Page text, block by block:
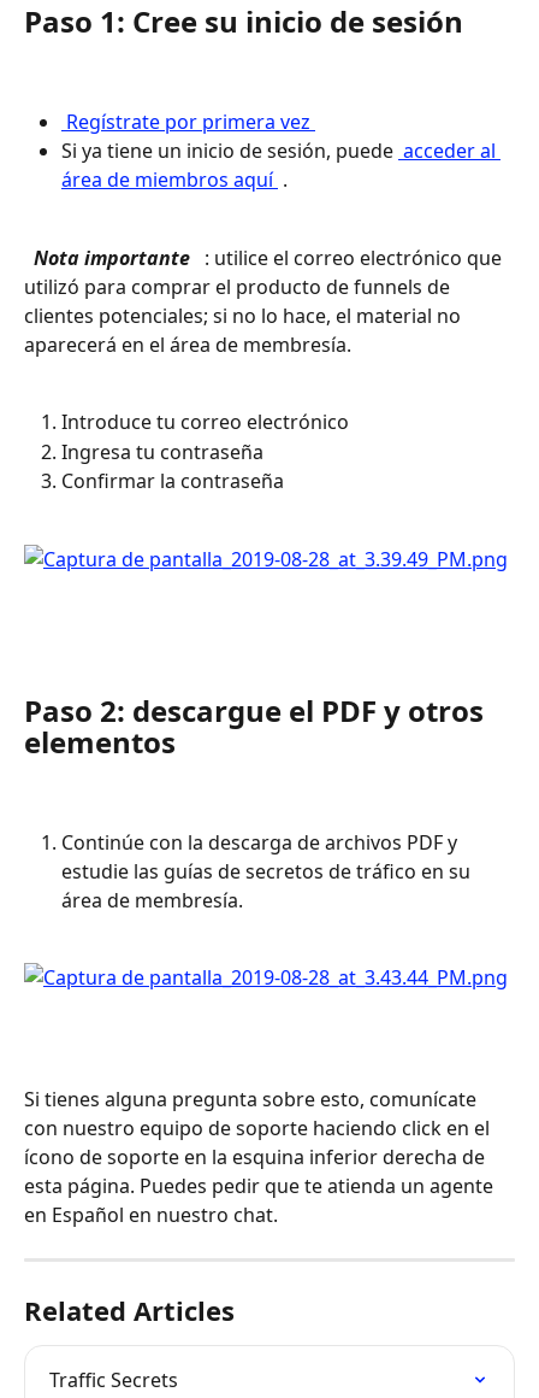
Paso 1: Cree su inicio de sesión
Regístrate por primera vez
Si ya tiene un inicio de sesión, puede acceder al
área de miembros aquí .
Nota importante : utilice el correo electrónico que
utilizó para comprar el producto de funnels de
clientes potenciales; si no lo hace, el material no
aparecerá en el área de membresía.
Introduce tu correo electrónico
Ingresa tu contraseña
Confirmar la contraseña
Paso 2: descargue el PDF y otros
elementos
Continúe con la descarga de archivos PDF y
estudie las guías de secretos de tráfico en su
área de membresía.
Si tienes alguna pregunta sobre esto, comunícate
con nuestro equipo de soporte haciendo click en el
ícono de soporte en la esquina inferior derecha de
esta página. Puedes pedir que te atienda un agente
en Español en nuestro chat.
Related Articles
Traffic Secrets